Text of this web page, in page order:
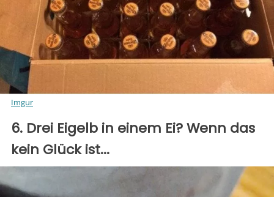
Imgur
6. Drei Eigelb in einem Ei? Wenn das
kein Glück ist...